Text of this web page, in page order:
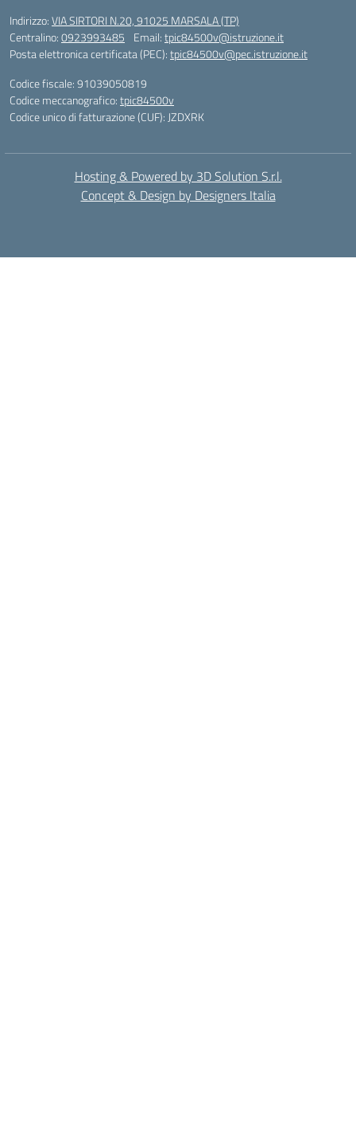
Indirizzo:VIA SIRTORI N.20, 91025 MARSALA (TP)
Centralino:0923993485 Email:tpic84500v@istruzione.it
Posta elettronica certificata (PEC):tpic84500v@pec.istruzione.it
Codice fiscale: 91039050819
Codice meccanografico:tpic84500v
Codice unico di fatturazione (CUF): JZDXRK
Hosting & Powered by 3D Solution S.r.l.
Concept & Design by Designers Italia